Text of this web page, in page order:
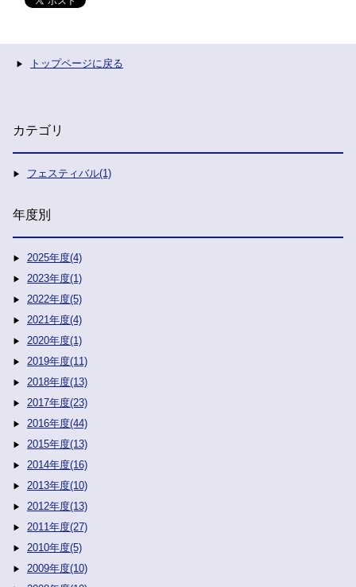
トップページに戻る
カテゴリ
フェスティバル(1)
年度別
2025年度(4)
2023年度(1)
2022年度(5)
2021年度(4)
2020年度(1)
2019年度(11)
2018年度(13)
2017年度(23)
2016年度(44)
2015年度(13)
2014年度(16)
2013年度(10)
2012年度(13)
2011年度(27)
2010年度(5)
2009年度(10)